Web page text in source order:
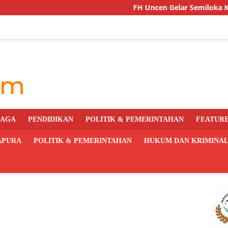
FH Uncen Gelar Semiloka Kurikulum
PENDIDIKAN POLITIK & PEMERINTAHAN
POLITIK & PEMERINTAHAN HUKUM DAN KRIMINAL